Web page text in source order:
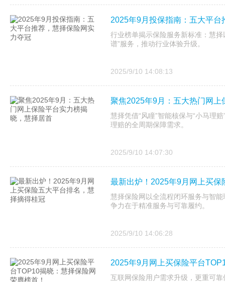
2025年9月投保指南：五大平
行业榜单揭示保险服务新标准：慧
谱”服务，推动行业体验升级。
2025/9/10 14:08:13
聚焦2025年9月：五大热门网
慧择凭借“风瞳”智能核保与“小马理
理赔的全周期保障需求。
2025/9/10 14:07:30
最新出炉！2025年9月网上买
慧择保险网以全流程闭环服务与智
争力在于精准服务与可靠履约。
2025/9/10 14:06:28
2025年9月网上买保险平台
互联网保险用户需求升级，更重可